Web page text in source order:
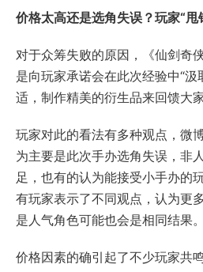
价格太高还是选角失误？玩家“甩
对于众筹失败的原因，《仙剑奇
是向玩家承诺会在此次经验中“
适，制作精美的衍生品来回馈大家
玩家对此的看法有多种观点，微
为主要是此次手办选角失误，非
足，也有的认为能接受小手办的
有玩家表示了不同观点，认为更
是人气角色可能也会是相同结果。
价格因素的确引起了不少玩家共